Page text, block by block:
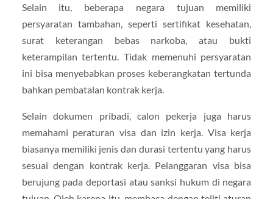
Selain itu, beberapa negara tujuan memiliki
persyaratan tambahan, seperti sertifikat kesehatan,
surat keterangan bebas narkoba, atau bukti
keterampilan tertentu. Tidak memenuhi persyaratan
ini bisa menyebabkan proses keberangkatan tertunda
bahkan pembatalan kontrak kerja.
Selain dokumen pribadi, calon pekerja juga harus
memahami peraturan visa dan izin kerja. Visa kerja
biasanya memiliki jenis dan durasi tertentu yang harus
sesuai dengan kontrak kerja. Pelanggaran visa bisa
berujung pada deportasi atau sanksi hukum di negara